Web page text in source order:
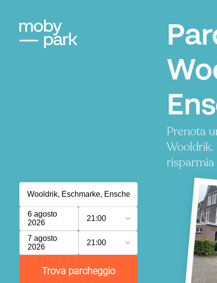
Prenota
Wooldrik.
risparmia
6 agosto
2026
21:00
7 agosto
2026
21:00
Trova parcheggio